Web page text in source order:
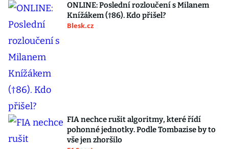
ONLINE: Poslední rozloučení s Milanem
Knížákem (†86). Kdo přišel?
Blesk.cz
FIA nechce rušit algoritmy, které řídí
pohonné jednotky. Podle Tombazise by to
vše jen zhoršilo